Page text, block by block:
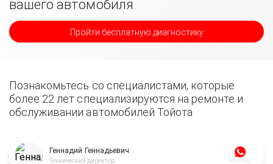
вашего автомобиля
Пройти бесплатную диагностику
Познакомьтесь со специалистами, которые
более 22 лет специализируются на ремонте и
обслуживании автомобилей Тойота
Геннадий Геннадьевич
Технический директор WhatsApp